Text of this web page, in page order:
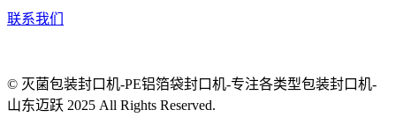
联系我们
© 灭菌包装封口机-PE铝箔袋封口机-专注各类型包装封口机-
山东迈跃 2025 All Rights Reserved.